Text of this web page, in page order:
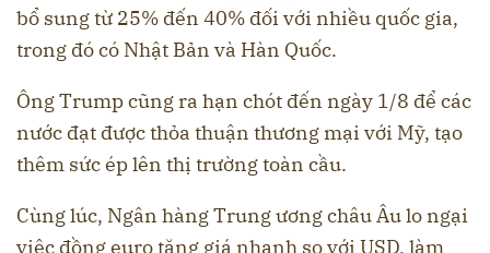
bổ sung từ 25% đến 40% đối với nhiều quốc gia,
trong đó có Nhật Bản và Hàn Quốc.
Ông Trump cũng ra hạn chót đến ngày 1/8 để các
nước đạt được thỏa thuận thương mại với Mỹ, tạo
thêm sức ép lên thị trường toàn cầu.
Cùng lúc, Ngân hàng Trung ương châu Âu lo ngại
việc đồng euro tăng giá nhanh so với USD, làm